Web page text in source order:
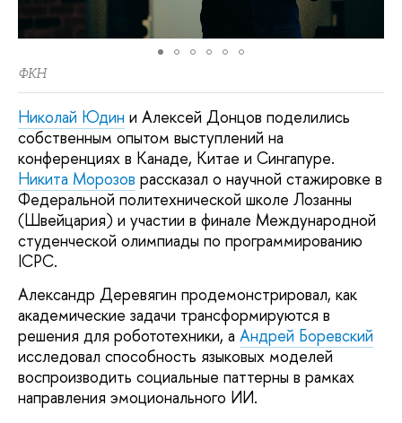
ФКН
Николай Юдин и Алексей Донцов поделились
собственным опытом выступлений на
конференциях в Канаде, Китае и Сингапуре.
Никита Морозов рассказал о научной стажировке в
Федеральной политехнической школе Лозанны
(Швейцария) и участии в финале Международной
студенческой олимпиады по программированию
ICPC.
Александр Деревягин продемонстрировал, как
академические задачи трансформируются в
решения для робототехники, а Андрей Боревский
исследовал способность языковых моделей
воспроизводить социальные паттерны в рамках
направления эмоционального ИИ.